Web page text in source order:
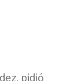
pidió